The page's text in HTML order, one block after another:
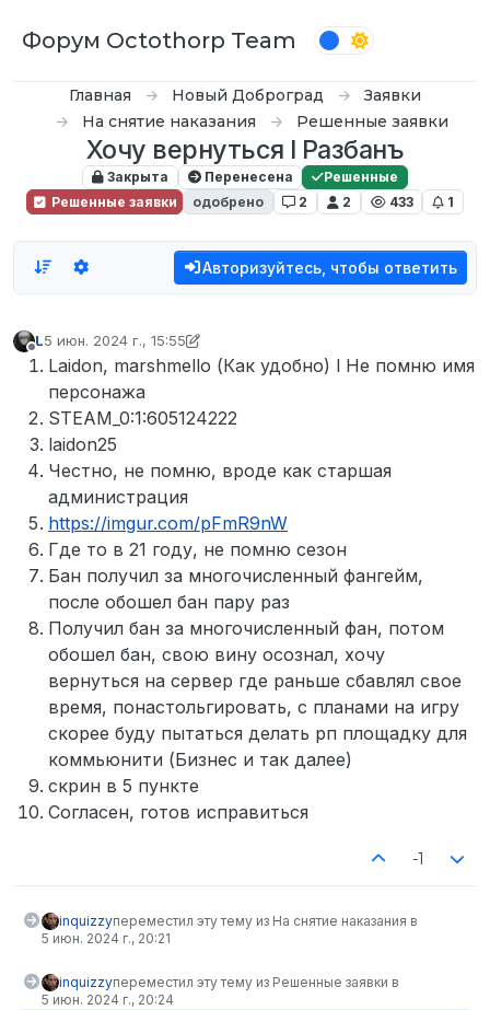
Форум Octothorp Team
Главная Новый Доброград
Заявки
На снятие наказания
Решенные заявки
Хочу вернуться l Разбанъ
Закрыта Перенесена
Решенные
Решенные заявки
одобрено 2 2 433 1
Авторизуйтесь, чтобы ответить
Не в сети
L5 июн. 2024 г., 15:55
отредактировано inquizzy
Laidon, marshmello (Как удобно) l Не помню имя
персонажа
STEAM_0:1:605124222
laidon25
Честно, не помню, вроде как старшая
администрация
https://imgur.com/pFmR9nW
Где то в 21 году, не помню сезон
Бан получил за многочисленный фангейм,
после обошел бан пару раз
Получил бан за многочисленный фан, потом
обошел бан, свою вину осознал, хочу
вернуться на сервер где раньше сбавлял свое
время, понастольгировать, с планами на игру
скорее буду пытаться делать рп площадку для
коммьюнити (Бизнес и так далее)
скрин в 5 пункте
Согласен, готов исправиться
-1
inquizzyпереместил эту тему из На снятие наказания в
5 июн. 2024 г., 20:21
inquizzyпереместил эту тему из Решенные заявки в
5 июн. 2024 г., 20:24